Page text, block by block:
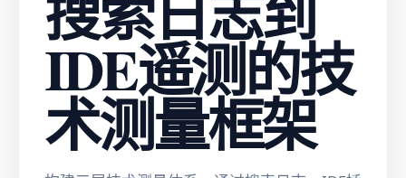
IDE遥测的技
术测量框架